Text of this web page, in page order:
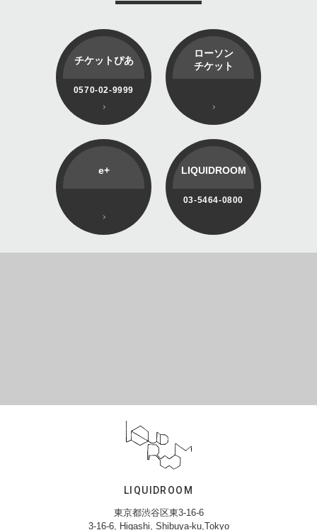
チケットぴあ
0570-02-9999
ローソン
チケット
e+ LIQUIDROOM
03-5464-0800
LIQUIDROOM
東京都渋谷区東3-16-6
3-16-6, Higashi, Shibuya-ku,Tokyo